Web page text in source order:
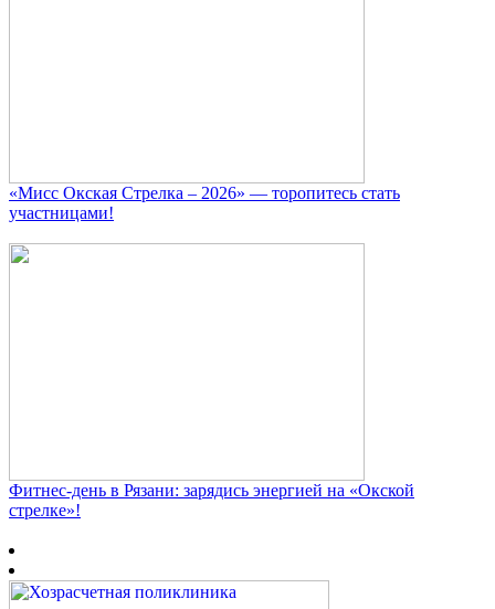
«Мисс Окская Стрелка – 2026» — торопитесь стать
участницами!
Фитнес‑день в Рязани: зарядись энергией на «Окской
стрелке»!